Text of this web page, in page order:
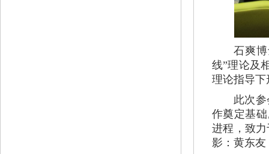
石爽博
线”理论及
理论指导
此次
作奠定基
进程，致
影：黄东